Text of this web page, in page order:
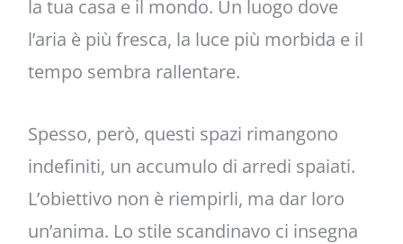
la tua casa e il mondo. Un luogo dove
l’aria è più fresca, la luce più morbida e il
tempo sembra rallentare.
Spesso, però, questi spazi rimangono
indefiniti, un accumulo di arredi spaiati.
L’obiettivo non è riempirli, ma dar loro
un’anima. Lo stile scandinavo ci insegna